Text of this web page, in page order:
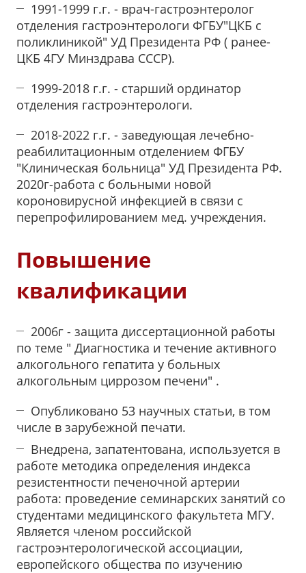
1991-1999 г.г. - врач-гастроэнтеролог
отделения гастроэнтерологи ФГБУ"ЦКБ с
поликлиникой" УД Президента РФ ( ранее-
ЦКБ 4ГУ Минздрава СССР).
1999-2018 г.г. - старший ординатор
отделения гастроэнтерологи.
2018-2022 г.г. - заведующая лечебно-
реабилитационным отделением ФГБУ
"Клиническая больница" УД Президента РФ.
2020г-работа с больными новой
короновирусной инфекцией в связи с
перепрофилированием мед. учреждения.
Повышение
квалификации
2006г - защита диссертационной работы
по теме " Диагностика и течение активного
алкогольного гепатита у больных
алкогольным циррозом печени" .
Опубликовано 53 научных статьи, в том
числе в зарубежной печати.
Внедрена, запатентована, используется в
работе методика определения индекса
резистентности печеночной артерии
работа: проведение семинарских занятий со
студентами медицинского факультета МГУ.
Является членом российской
гастроэнтерологической ассоциации,
европейского общества по изучению